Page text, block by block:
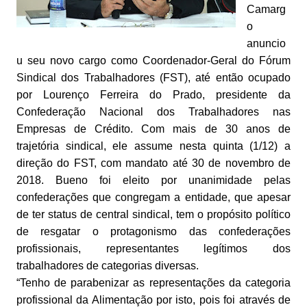
Camarg
o
anuncio
u seu novo cargo como Coordenador-Geral do Fórum
Sindical dos Trabalhadores (FST), até então ocupado
por Lourenço Ferreira do Prado, presidente da
Confederação Nacional dos Trabalhadores nas
Empresas de Crédito. Com mais de 30 anos de
trajetória sindical, ele assume nesta quinta (1/12) a
direção do FST, com mandato até 30 de novembro de
2018. Bueno foi eleito por unanimidade pelas
confederações que congregam a entidade, que apesar
de ter status de central sindical, tem o propósito político
de resgatar o protagonismo das confederações
profissionais, representantes legítimos dos
trabalhadores de categorias diversas.
“Tenho de parabenizar as representações da categoria
profissional da Alimentação por isto, pois foi através de